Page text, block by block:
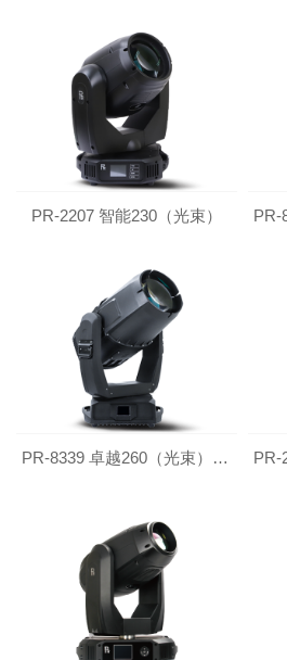
PR-2207 智能230（光束）
PR-8339 卓越260（光束）防水增强版